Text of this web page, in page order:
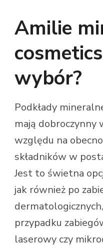
Amilie
wybór?
Podkłady
mają dobroczynny
względu na
składników w
Jest to świetna
jak również po
przypadku
laserowy czy